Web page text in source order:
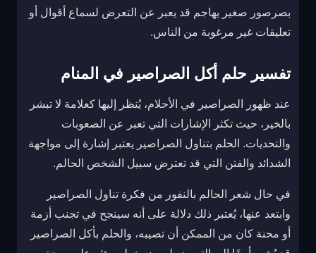
بصرصور صغير يهاجم قد يعبر عن التعرض لسماع أقوال أو
تعليقات غير مرغوبة من الناس.
تفسير حلم أكل الصراصير في المنام
عند ظهور الصراصير في الأحلام، يُنظر إليها كعلامة لا تبشر
بالخير، حيث تكثر الإشارات التي تعبر عن الصعوبات
والتحديات. الحلم بتناول الصراصير يعتبر إشارة إلى مواجهة
الشدائد والفتن التي قد تعترض سبيل الشخص الحالم.
في حال شعر الحالم بالنفور من فكرة تناول الصراصير
وابتعد عنها، يُعتبر ذلك دلالة على أنه سينجح في تجنب أزمة
أو محنة كان من الممكن أن تصيبه، والحلم بأكل الصراصير